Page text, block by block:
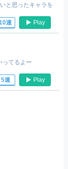
と思ったキャラを
連 Play
ってるよー
5連 Play